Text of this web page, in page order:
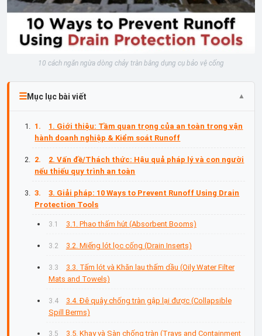
10 cách ngăn ngừa dòng chảy tràn bằng dụng cụ bảo vệ cống
Mục lục bài viết
1. Giới thiệu: Tầm quan trọng của an toàn trong vận
hành doanh nghiệp & Kiểm soát Runoff
2. Vấn đề/Thách thức: Hậu quả pháp lý và con người
nếu thiếu quy trình an toàn
3. Giải pháp: 10 Ways to Prevent Runoff Using Drain
Protection Tools
3.1. Phao thấm hút (Absorbent Booms)
3.2. Miếng lót lọc cống (Drain Inserts)
3.3. Tấm lót và Khăn lau thấm dầu (Oily Water Filter
Mats and Towels)
3.4. Đê quây chống tràn gập lại được (Collapsible
Spill Berms)
3.5. Khay và Sàn chống tràn (Trays and Containment